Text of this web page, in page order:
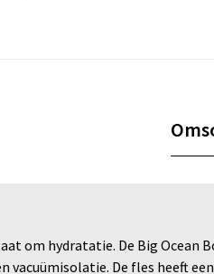
om hydratatie. De Big Ocean
vacuümisolatie. De fles heeft